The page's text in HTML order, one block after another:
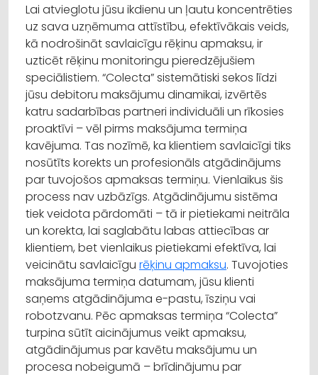
Lai atvieglotu jūsu ikdienu un ļautu koncentrēties
uz sava uzņēmuma attīstību, efektīvākais veids,
kā nodrošināt savlaicīgu rēķinu apmaksu, ir
uzticēt rēķinu monitoringu pieredzējušiem
speciālistiem. “Colecta” sistemātiski sekos līdzi
jūsu debitoru maksājumu dinamikai, izvērtēs
katru sadarbības partneri individuāli un rīkosies
proaktīvi – vēl pirms maksājuma termiņa
kavējuma. Tas nozīmē, ka klientiem savlaicīgi tiks
nosūtīts korekts un profesionāls atgādinājums
par tuvojošos apmaksas termiņu. Vienlaikus šis
process nav uzbāzīgs. Atgādinājumu sistēma
tiek veidota pārdomāti – tā ir pietiekami neitrāla
un korekta, lai saglabātu labas attiecības ar
klientiem, bet vienlaikus pietiekami efektīva, lai
veicinātu savlaicīgu rēķinu apmaksu. Tuvojoties
maksājuma termiņa datumam, jūsu klienti
saņems atgādinājuma e-pastu, īsziņu vai
robotzvanu. Pēc apmaksas termiņa “Colecta”
turpina sūtīt aicinājumus veikt apmaksu,
atgādinājumus par kavētu maksājumu un
procesa nobeigumā – brīdinājumu par